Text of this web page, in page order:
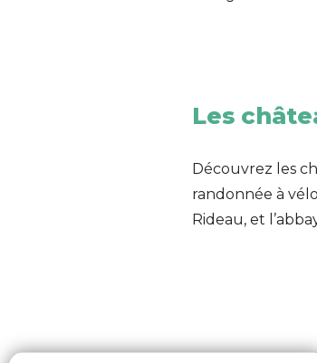
Les
Découvrez les
randonnée à
Rideau, et